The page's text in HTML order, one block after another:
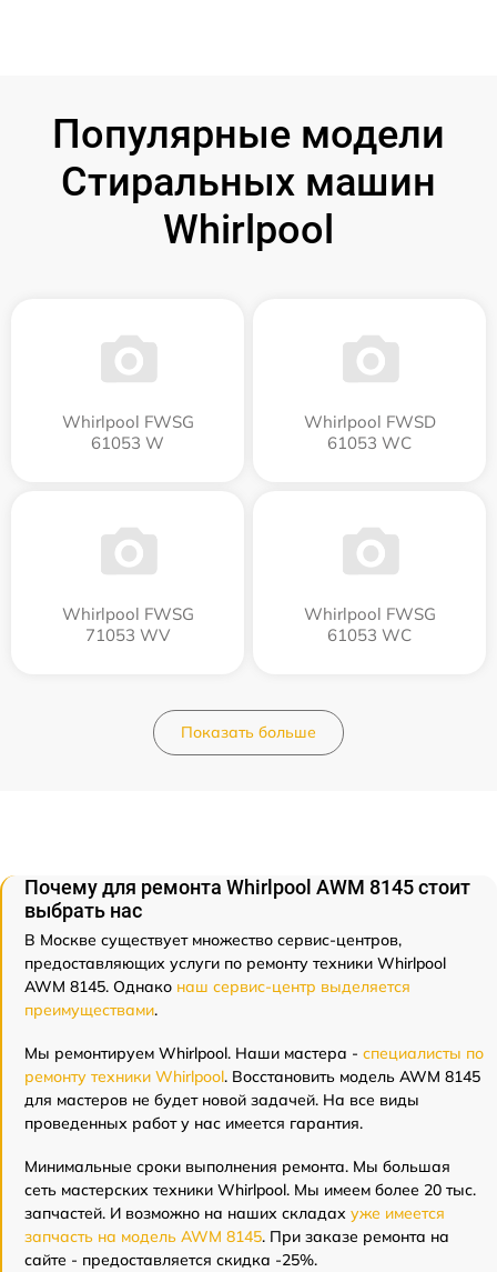
Популярные модели
Стиральных машин
Whirlpool
Whirlpool FWSG
61053 W
Whirlpool FWSD
61053 WC
Whirlpool FWSG
71053 WV
Whirlpool FWSG
61053 WC
Показать больше
Почему для ремонта Whirlpool AWM 8145 стоит
выбрать нас
В Москве существует множество сервис-центров,
предоставляющих услуги по ремонту техники Whirlpool
AWM 8145. Однако наш сервис-центр выделяется
преимуществами.
Мы ремонтируем Whirlpool. Наши мастера - специалисты по
ремонту техники Whirlpool. Восстановить модель AWM 8145
для мастеров не будет новой задачей. На все виды
проведенных работ у нас имеется гарантия.
Минимальные сроки выполнения ремонта. Мы большая
сеть мастерских техники Whirlpool. Мы имеем более 20 тыс.
запчастей. И возможно на наших складах уже имеется
запчасть на модель AWM 8145. При заказе ремонта на
сайте - предоставляется скидка -25%.